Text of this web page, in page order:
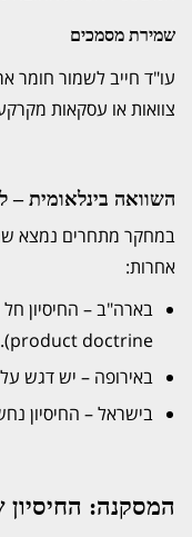
שמירת מסמכים
צוואות או עסקאות
השוואה בינלאומית –
במחקר מתחרים נמצא
אחרות:
product doctrine).
באירופה – יש דגש על
בישראל – החיסיון
המסקנה: